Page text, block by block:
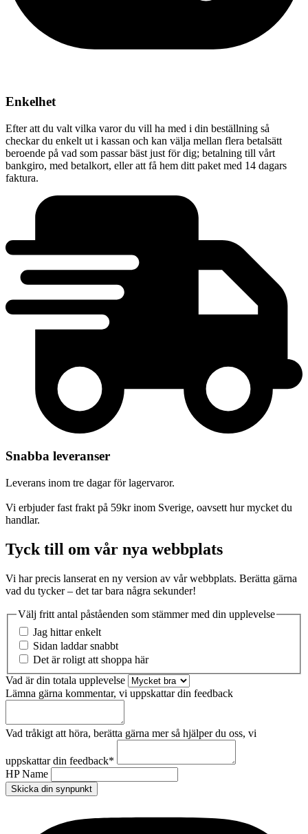
Enkelhet
Efter att du valt vilka varor du vill ha med i din beställning så
checkar du enkelt ut i kassan och kan välja mellan flera betalsätt
beroende på vad som passar bäst just för dig; betalning till vårt
bankgiro, med betalkort, eller att få hem ditt paket med 14 dagars
faktura.
Snabba leveranser
Leverans inom tre dagar för lagervaror.
Vi erbjuder fast frakt på 59kr inom Sverige, oavsett hur mycket du
handlar.
Tyck till om vår nya webbplats
Vi har precis lanserat en ny version av vår webbplats. Berätta gärna
vad du tycker – det tar bara några sekunder!
Välj fritt antal påståenden som stämmer med din upplevelse
Jag hittar enkelt
Sidan laddar snabbt
Det är roligt att shoppa här
Vad är din totala upplevelse
Lämna gärna kommentar, vi uppskattar din feedback
Vad tråkigt att höra, berätta gärna mer så hjälper du oss, vi
uppskattar din feedback*
HP Name
Skicka din synpunkt